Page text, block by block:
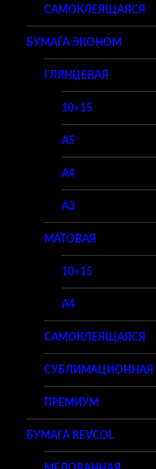
САМОКЛЕЯЩАЯСЯ
БУМАГА ЭКОНОМ
ГЛЯНЦЕВАЯ
10×15
A5
A4
A3
МАТОВАЯ
10×15
A4
САМОКЛЕЯЩАЯСЯ
СУБЛИМАЦИОННАЯ
ПРЕМИУМ
БУМАГА REVCOL